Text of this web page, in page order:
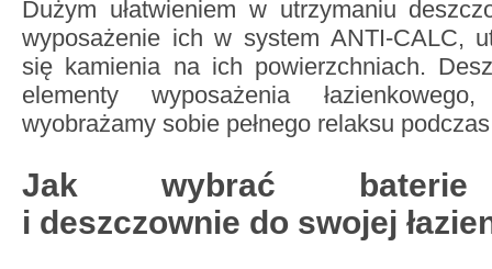
Dużym ułatwieniem w utrzymaniu
wyposażenie ich w system ANTI-CALC,
się kamienia na ich powierzchniach.
elementy wyposażenia
wyobrażamy sobie pełnego relaksu
Jak wybrać baterie
i deszczownie do swojej